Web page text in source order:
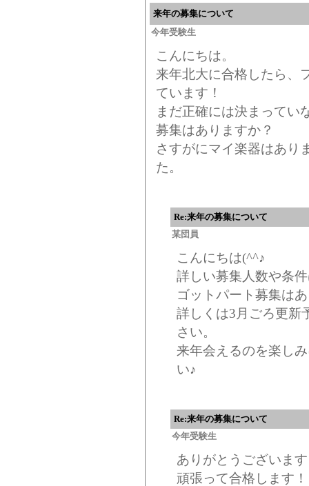
来年の募集について
今年受験生
こんにちは。
来年北大に合格したら、
ています！
まだ正確には決まってい
募集はありますか？
さすがにマイ楽器はあり
た。
Re:来年の募集について
某団員
こんにちは(^^♪
詳しい募集人数や条
ゴットパート募集は
詳しくは3月ごろ更新
さい。
来年会えるのを楽し
い♪
Re:来年の募集について
今年受験生
ありがとうございま
頑張って合格します！